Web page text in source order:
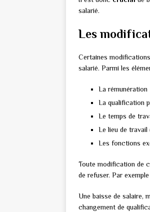
salarié.
Les
Certaines
salarié. Parmi les
La rémunération
La qualification
Le temps de
Le lieu de
Les fonctions
Toute modification de
de refuser. Par exemple
Une baisse de salaire,
changement de